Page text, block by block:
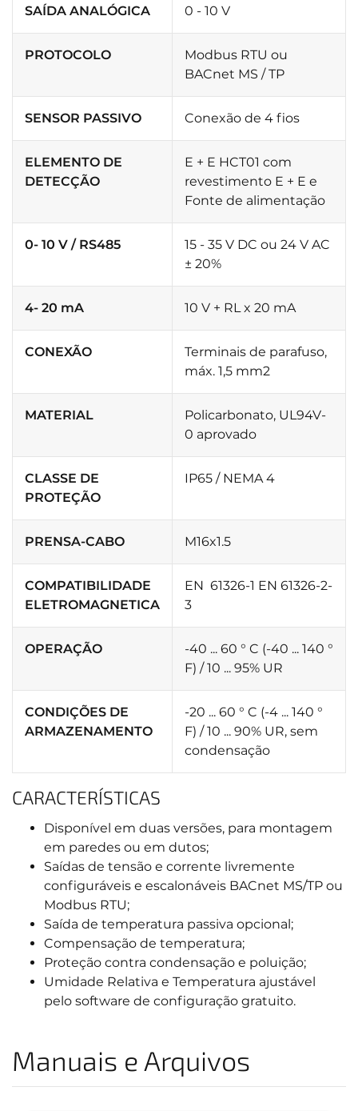
SAÍDA ANALÓGICA 0 - 10 V
PROTOCOLO
Modbus RTU ou
BACnet MS / TP
SENSOR PASSIVO Conexão de 4 fios
ELEMENTO DE
DETECÇÃO
E + E HCT01 com
revestimento E + E e
Fonte de alimentação
0- 10 V / RS485
15 - 35 V DC ou 24 V AC
± 20%
4- 20 mA 10 V + RL x 20 mA
CONEXÃO
Terminais de parafuso,
máx. 1,5 mm2
MATERIAL
Policarbonato, UL94V-
0 aprovado
CLASSE DE
PROTEÇÃO
IP65 / NEMA 4
PRENSA-CABO M16x1.5
COMPATIBILIDADE
ELETROMAGNETICA
EN 61326-1 EN 61326-2-
3
OPERAÇÃO
-40 ... 60 ° C (-40 ... 140 °
F) / 10 ... 95% UR
CONDIÇÕES DE
ARMAZENAMENTO
-20 ... 60 ° C (-4 ... 140 °
F) / 10 ... 90% UR, sem
condensação
CARACTERÍSTICAS
Disponível em duas versões, para montagem
em paredes ou em dutos;
Saídas de tensão e corrente livremente
configuráveis e escalonáveis BACnet MS/TP ou
Modbus RTU;
Saída de temperatura passiva opcional;
Compensação de temperatura;
Proteção contra condensação e poluição;
Umidade Relativa e Temperatura ajustável
pelo software de configuração gratuito.
Manuais e Arquivos